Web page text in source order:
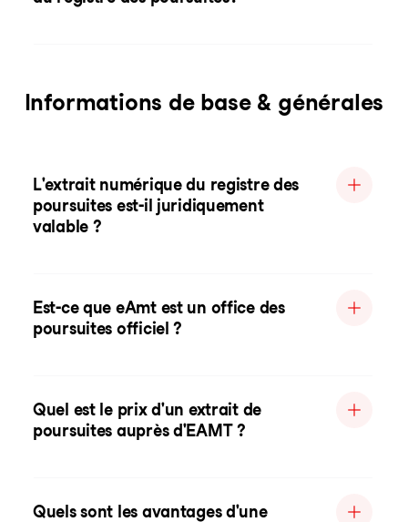
Informations de base & générales
L'extrait numérique du registre des
poursuites est-il juridiquement
valable ?
Est-ce que eAmt est un office des
poursuites officiel ?
Quel est le prix d'un extrait de
poursuites auprès d'EAMT ?
Quels sont les avantages d'une